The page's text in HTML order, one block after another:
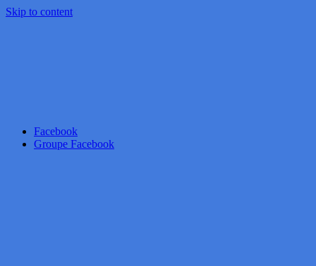
Skip to content
Facebook
Groupe Facebook